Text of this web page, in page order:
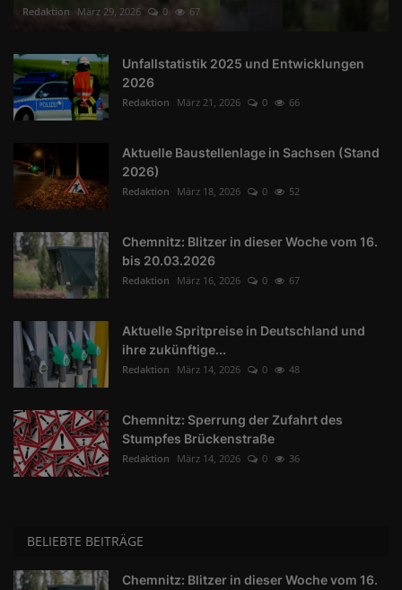
Redaktion März 29, 2026 0 67
Unfallstatistik 2025 und Entwicklungen
2026
Redaktion März 21, 2026 0 66
Aktuelle Baustellenlage in Sachsen (Stand
2026)
Redaktion März 18, 2026 0 52
Chemnitz: Blitzer in dieser Woche vom 16.
bis 20.03.2026
Redaktion März 16, 2026 0 67
Aktuelle Spritpreise in Deutschland und
ihre zukünftige...
Redaktion März 14, 2026 0 48
Chemnitz: Sperrung der Zufahrt des
Stumpfes Brückenstraße
Redaktion März 14, 2026 0 36
BELIEBTE BEITRÄGE
Chemnitz: Blitzer in dieser Woche vom 16.